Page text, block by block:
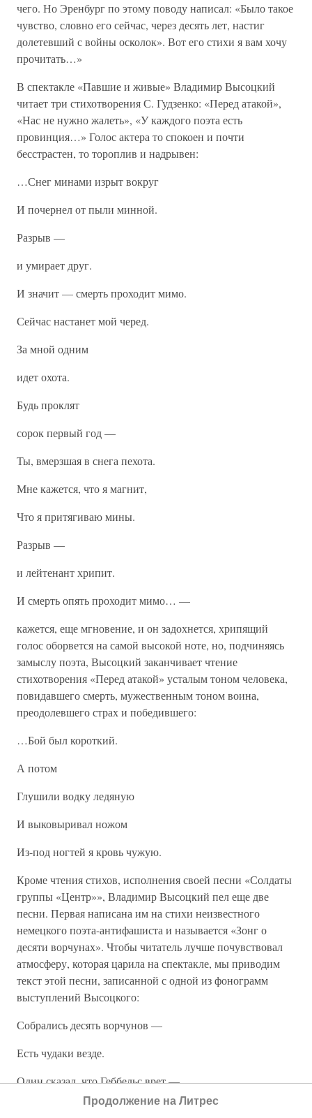
чего. Но Эренбург по этому поводу написал: «Было такое
чувство, словно его сейчас, через десять лет, настиг
долетевший с войны осколок». Вот его стихи я вам хочу
прочитать…»
В спектакле «Павшие и живые» Владимир Высоцкий
читает три стихотворения С. Гудзенко: «Перед атакой»,
«Нас не нужно жалеть», «У каждого поэта есть
провинция…» Голос актера то спокоен и почти
бесстрастен, то тороплив и надрывен:
…Снег минами изрыт вокруг
И почернел от пыли минной.
Разрыв —
и умирает друг.
И значит — смерть проходит мимо.
Сейчас настанет мой черед.
За мной одним
идет охота.
Будь проклят
сорок первый год —
Ты, вмерзшая в снега пехота.
Мне кажется, что я магнит,
Что я притягиваю мины.
Разрыв —
и лейтенант хрипит.
И смерть опять проходит мимо… —
кажется, еще мгновение, и он задохнется, хрипящий
голос оборвется на самой высокой ноте, но, подчиняясь
замыслу поэта, Высоцкий заканчивает чтение
стихотворения «Перед атакой» усталым тоном человека,
повидавшего смерть, мужественным тоном воина,
преодолевшего страх и победившего:
…Бой был короткий.
А потом
Глушили водку ледяную
И выковыривал ножом
Из-под ногтей я кровь чужую.
Кроме чтения стихов, исполнения своей песни «Солдаты
группы «Центр»», Владимир Высоцкий пел еще две
песни. Первая написана им на стихи неизвестного
немецкого поэта-антифашиста и называется «Зонг о
десяти ворчунах». Чтобы читатель лучше почувствовал
атмосферу, которая царила на спектакле, мы приводим
текст этой песни, записанной с одной из фонограмм
выступлений Высоцкого:
Собрались десять ворчунов —
Есть чудаки везде.
Один сказал, что Геббельс врет —
И их осталось девять.
Продолжение на Литрес